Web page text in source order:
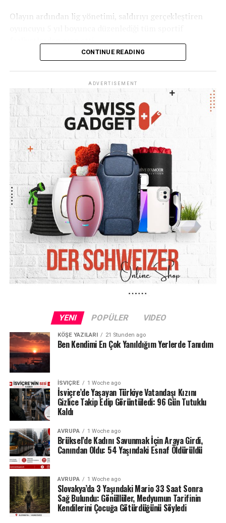
Olayın ardından lig yönetimi, saldırıyı gerçekleştiren
Ceará Sivil Polisi de olayla ilgili soruşturma başlattı.
CONTINUE READING
ADVERTISEMENT
YENI POPÜLER VIDEO
KÖŞE YAZILARI 21 Stunden ago
Ben Kendimi En Çok Yanıldığım Yerlerde Tanıdım
İSVIÇRE 1 Woche ago
İsviçre’de Yaşayan Türkiye Vatandaşı Kızını
Gizlice Takip Edip Görüntüledi: 96 Gün Tutuklu
Kaldı
AVRUPA 1 Woche ago
Brüksel’de Kadını Savunmak İçin Araya Girdi,
Canından Oldu: 54 Yaşındaki Esnaf Öldürüldü
AVRUPA 1 Woche ago
Slovakya’da 3 Yaşındaki Mario 33 Saat Sonra
Sağ Bulundu: Gönüllüler, Medyumun Tarifinin
Kendilerini Çocuğa Götürdüğünü Söyledi